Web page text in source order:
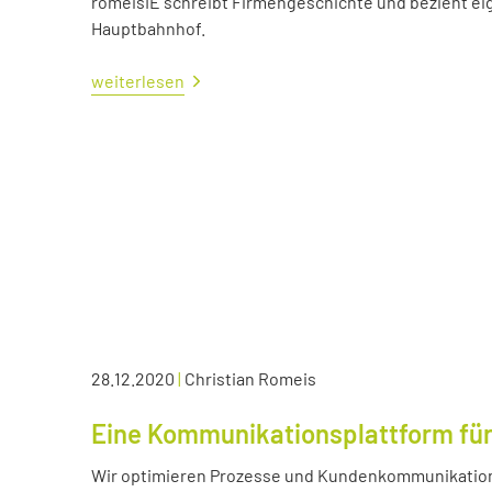
Hauptbahnhof.
weiterlesen
28.12.2020 | Christian Romeis
Eine Kommunikationsplattform
Wir optimieren Prozesse und